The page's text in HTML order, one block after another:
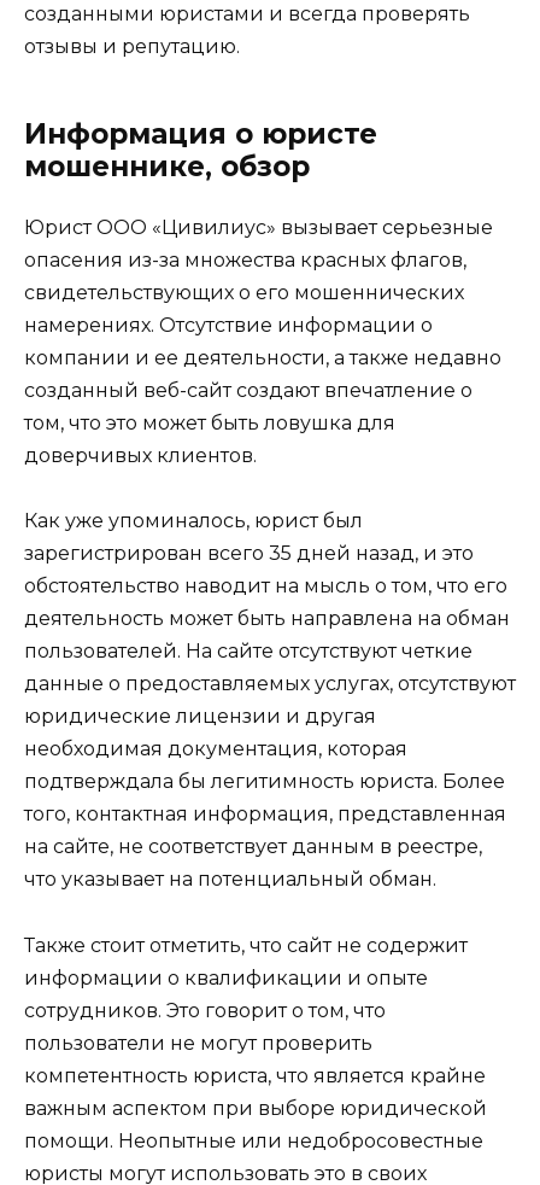
созданными юристами и всегда проверять
отзывы и репутацию.
Информация о юристе
мошеннике, обзор
Юрист ООО «Цивилиус» вызывает серьезные
опасения из-за множества красных флагов,
свидетельствующих о его мошеннических
намерениях. Отсутствие информации о
компании и ее деятельности, а также недавно
созданный веб-сайт создают впечатление о
том, что это может быть ловушка для
доверчивых клиентов.
Как уже упоминалось, юрист был
зарегистрирован всего 35 дней назад, и это
обстоятельство наводит на мысль о том, что его
деятельность может быть направлена на обман
пользователей. На сайте отсутствуют четкие
данные о предоставляемых услугах, отсутствуют
юридические лицензии и другая
необходимая документация, которая
подтверждала бы легитимность юриста. Более
того, контактная информация, представленная
на сайте, не соответствует данным в реестре,
что указывает на потенциальный обман.
Также стоит отметить, что сайт не содержит
информации о квалификации и опыте
сотрудников. Это говорит о том, что
пользователи не могут проверить
компетентность юриста, что является крайне
важным аспектом при выборе юридической
помощи. Неопытные или недобросовестные
юристы могут использовать это в своих